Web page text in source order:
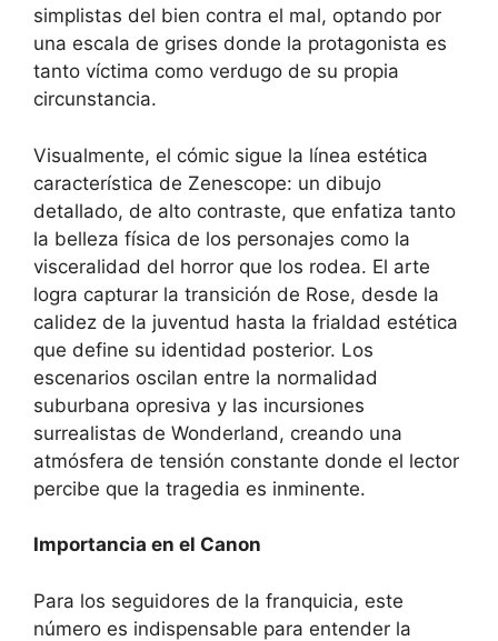
simplistas del bien contra el mal, optando por
una escala de grises donde la protagonista es
tanto víctima como verdugo de su propia
circunstancia.
Visualmente, el cómic sigue la línea estética
característica de Zenescope: un dibujo
detallado, de alto contraste, que enfatiza tanto
la belleza física de los personajes como la
visceralidad del horror que los rodea. El arte
logra capturar la transición de Rose, desde la
calidez de la juventud hasta la frialdad estética
que define su identidad posterior. Los
escenarios oscilan entre la normalidad
suburbana opresiva y las incursiones
surrealistas de Wonderland, creando una
atmósfera de tensión constante donde el lector
percibe que la tragedia es inminente.
Importancia en el Canon
Para los seguidores de la franquicia, este
número es indispensable para entender la